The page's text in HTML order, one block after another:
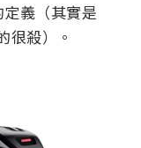
義（其實是
很殺）。